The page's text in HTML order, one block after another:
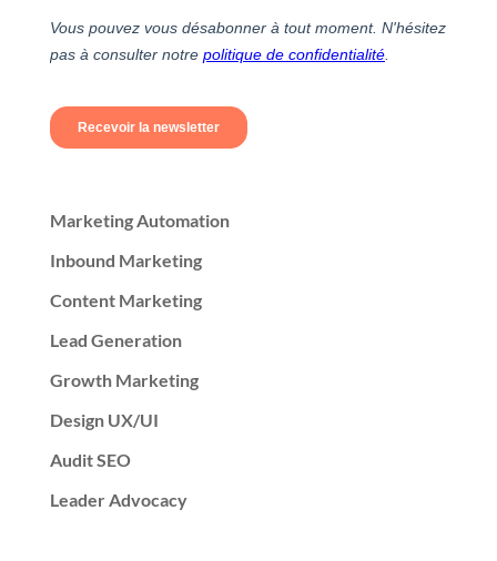
Marketing Automation
Inbound Marketing
Content Marketing
Lead Generation
Growth Marketing
Design UX/UI
Audit SEO
Leader Advocacy